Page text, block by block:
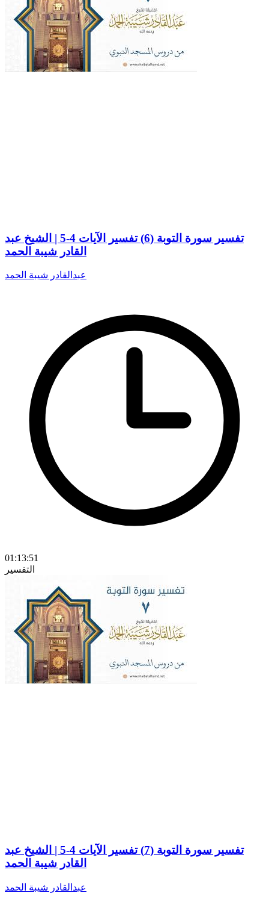
تفسير سورة التوبة (6) تفسير الآيات 4-5 | الشيخ عبد
القادر شيبة الحمد
عبدالقادر شيبة الحمد
01:13:51
التفسير
تفسير سورة التوبة (7) تفسير الآيات 4-5 | الشيخ عبد
القادر شيبة الحمد
عبدالقادر شيبة الحمد